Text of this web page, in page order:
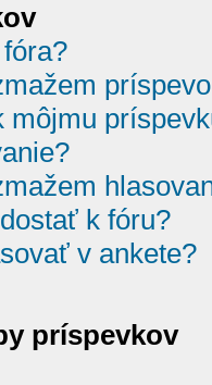
môjmu
k fóru?
v ankete?
príspevkov